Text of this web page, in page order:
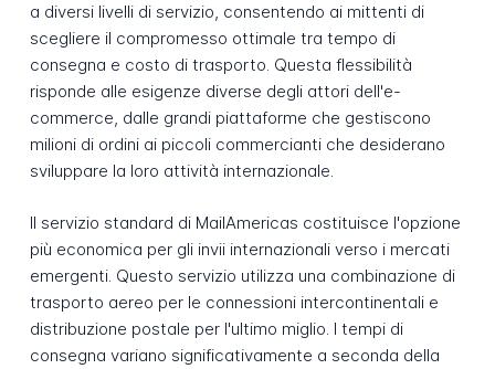
a diversi livelli di servizio, consentendo ai mittenti di
scegliere il compromesso ottimale tra tempo di
consegna e costo di trasporto. Questa flessibilità
risponde alle esigenze diverse degli attori dell'e-
commerce, dalle grandi piattaforme che gestiscono
milioni di ordini ai piccoli commercianti che desiderano
sviluppare la loro attività internazionale.
Il servizio standard di MailAmericas costituisce l'opzione
più economica per gli invii internazionali verso i mercati
emergenti. Questo servizio utilizza una combinazione di
trasporto aereo per le connessioni intercontinentali e
distribuzione postale per l'ultimo miglio. I tempi di
consegna variano significativamente a seconda della